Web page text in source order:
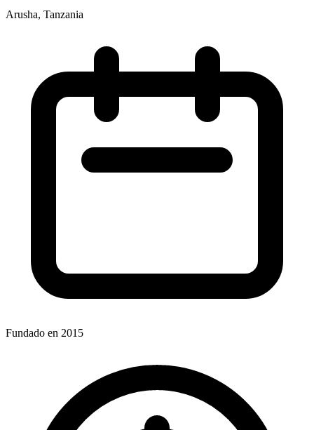
Arusha, Tanzania
Fundado en 2015